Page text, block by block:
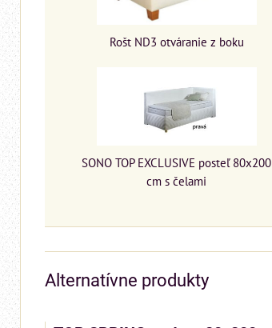
Rošt ND3 otváranie z boku
SONO TOP EXCLUSIVE posteľ 80x200
cm s čelami
Alternatívne produkty